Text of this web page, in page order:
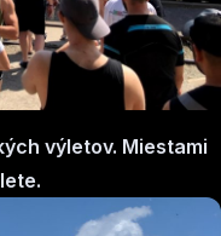
výletov. Miestami